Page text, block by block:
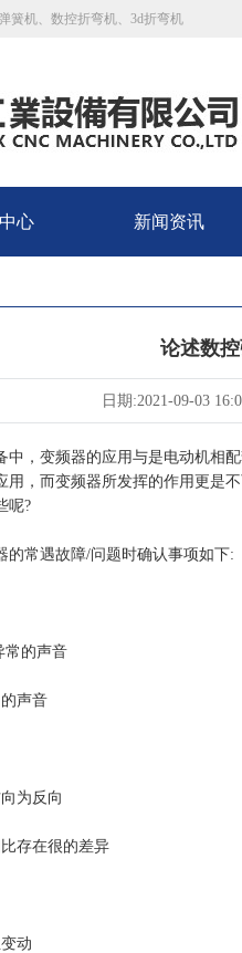
簧机、数控折弯机、3d折弯机
心 新闻资讯
论述数
日期:2021-09-03
中，变频器的应用与是电动机相
用，而变频器所发挥的作用更是
呢?
的常遇故障/问题时确认事项如下:
常的声音
声音
为反向
存在很的差异
动